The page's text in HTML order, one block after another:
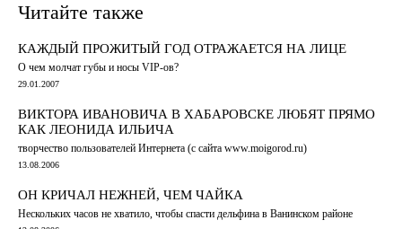
Читайте также
КАЖДЫЙ ПРОЖИТЫЙ ГОД ОТРАЖАЕТСЯ НА ЛИЦЕ
О чем молчат губы и носы VIP-ов?
29.01.2007
ВИКТОРА ИВАНОВИЧА В ХАБАРОВСКЕ ЛЮБЯТ ПРЯМО
КАК ЛЕОНИДА ИЛЬИЧА
творчество пользователей Интернета (с сайта www.moigorod.ru)
13.08.2006
ОН КРИЧАЛ НЕЖНЕЙ, ЧЕМ ЧАЙКА
Нескольких часов не хватило, чтобы спасти дельфина в Ванинском районе